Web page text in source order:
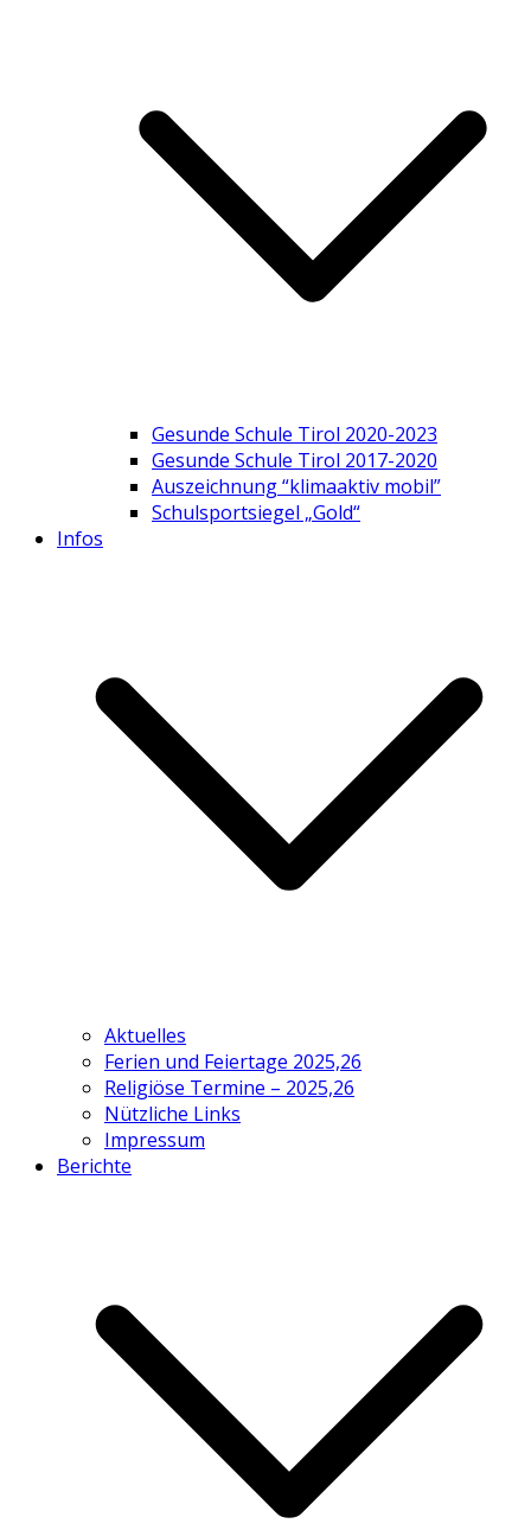
Gesunde Schule Tirol 2020-2023
Gesunde Schule Tirol 2017-2020
Auszeichnung “klimaaktiv mobil”
Schulsportsiegel „Gold“
Infos
Aktuelles
Ferien und Feiertage 2025,26
Religiöse Termine – 2025,26
Nützliche Links
Impressum
Berichte